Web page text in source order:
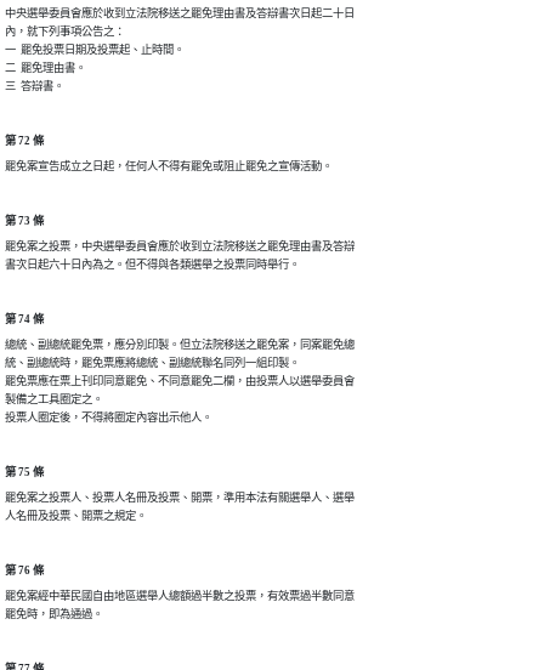
中央選舉委員會應於收到立法院移送之罷免理由書及答辯書次日起二十日
內，就下列事項公告之：
一  罷免投票日期及投票起、止時間。
二  罷免理由書。
三  答辯書。
第 72 條
罷免案宣告成立之日起，任何人不得有罷免或阻止罷免之宣傳活動。
第 73 條
罷免案之投票，中央選舉委員會應於收到立法院移送之罷免理由書及答辯
書次日起六十日內為之。但不得與各類選舉之投票同時舉行。
第 74 條
總統、副總統罷免票，應分別印製。但立法院移送之罷免案，同案罷免總
統、副總統時，罷免票應將總統、副總統聯名同列一組印製。
罷免票應在票上刊印同意罷免、不同意罷免二欄，由投票人以選舉委員會
製備之工具圈定之。
投票人圈定後，不得將圈定內容出示他人。
第 75 條
罷免案之投票人、投票人名冊及投票、開票，準用本法有關選舉人、選舉
人名冊及投票、開票之規定。
第 76 條
罷免案經中華民國自由地區選舉人總額過半數之投票，有效票過半數同意
罷免時，即為通過。